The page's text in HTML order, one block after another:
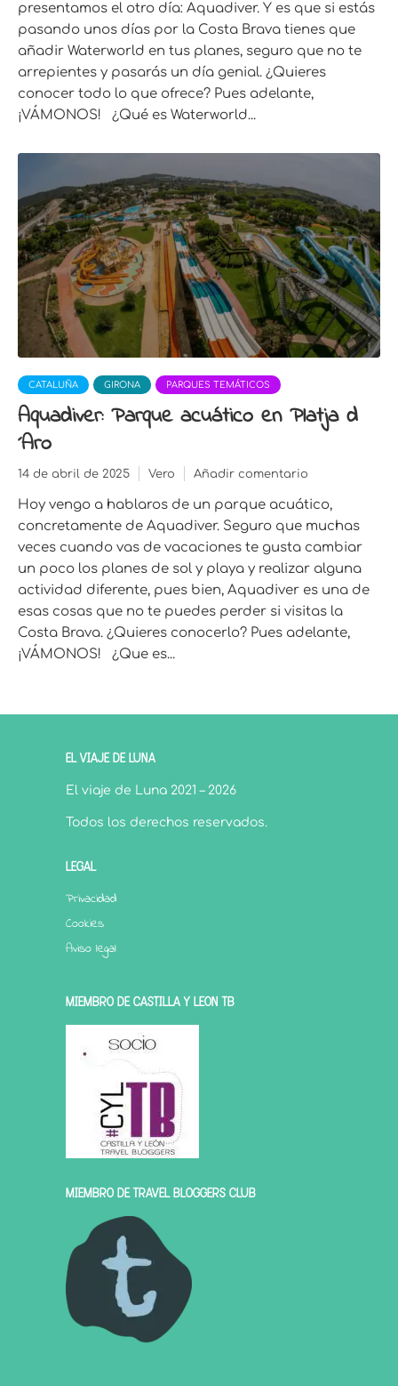
presentamos el otro día: Aquadiver. Y es que si estás
pasando unos días por la Costa Brava tienes que
añadir Waterworld en tus planes, seguro que no te
arrepientes y pasarás un día genial. ¿Quieres
conocer todo lo que ofrece? Pues adelante,
¡VÁMONOS! ¿Qué es Waterworld...
CATALUÑA GIRONA PARQUES TEMÁTICOS
Aquadiver: Parque acuático en Platja d
´Aro
14 de abril de 2025 Vero Añadir comentario
Hoy vengo a hablaros de un parque acuático,
concretamente de Aquadiver. Seguro que muchas
veces cuando vas de vacaciones te gusta cambiar
un poco los planes de sol y playa y realizar alguna
actividad diferente, pues bien, Aquadiver es una de
esas cosas que no te puedes perder si visitas la
Costa Brava. ¿Quieres conocerlo? Pues adelante,
¡VÁMONOS! ¿Que es...
EL VIAJE DE LUNA
El viaje de Luna 2021 – 2026
Todos los derechos reservados.
LEGAL
Privacidad
Cookies
Aviso legal
MIEMBRO DE CASTILLA Y LEÓN TB
MIEMBRO DE TRAVEL BLOGGERS CLUB